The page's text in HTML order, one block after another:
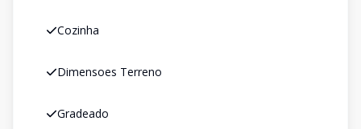
Cozinha
Dimensoes Terreno
Gradeado